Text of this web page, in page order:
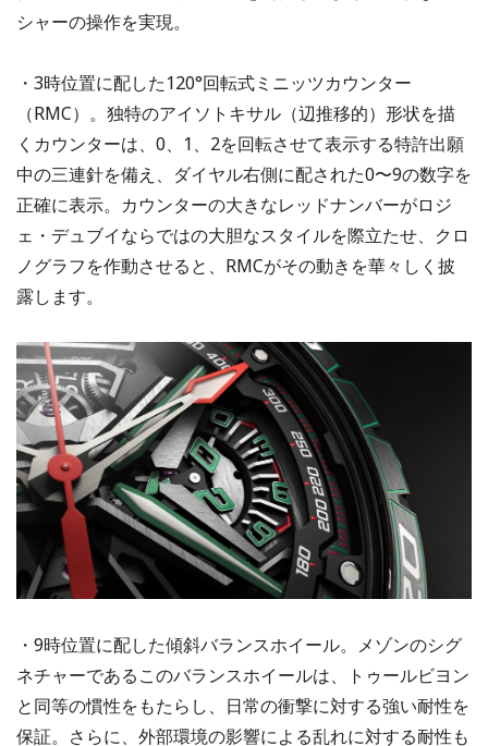
シャーの操作を実現。
・3時位置に配した120°回転式ミニッツカウンター
（RMC）。独特のアイソトキサル（辺推移的）形状を描
くカウンターは、0、1、2を回転させて表示する特許出願
中の三連針を備え、ダイヤル右側に配された0〜9の数字を
正確に表示。カウンターの大きなレッドナンバーがロジ
ェ・デュブイならではの大胆なスタイルを際立たせ、クロ
ノグラフを作動させると、RMCがその動きを華々しく披
露します。
・9時位置に配した傾斜バランスホイール。メゾンのシグ
ネチャーであるこのバランスホイールは、トゥールビヨン
と同等の慣性をもたらし、日常の衝撃に対する強い耐性を
保証。さらに、外部環境の影響による乱れに対する耐性も